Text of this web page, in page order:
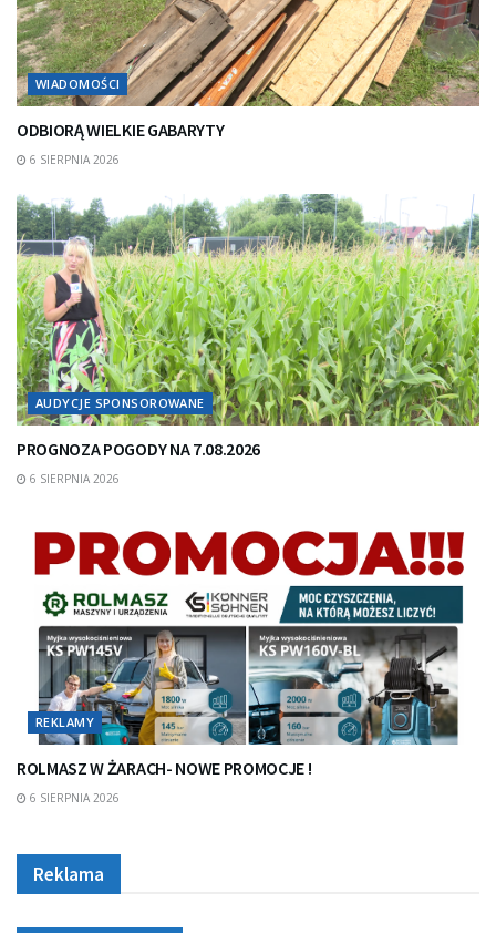
WIADOMOŚCI
ODBIORĄ WIELKIE GABARYTY
6 SIERPNIA 2026
AUDYCJE SPONSOROWANE
PROGNOZA POGODY NA 7.08.2026
6 SIERPNIA 2026
REKLAMY
ROLMASZ W ŻARACH- NOWE PROMOCJE !
6 SIERPNIA 2026
Reklama